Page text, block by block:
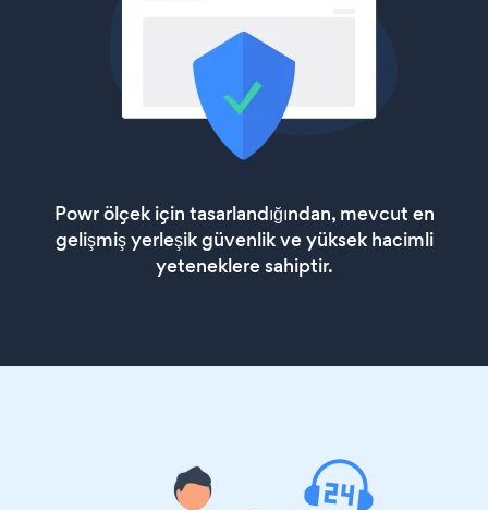
Powr ölçek için tasarlandığından, mevcut en
gelişmiş yerleşik güvenlik ve yüksek hacimli
yeteneklere sahiptir.